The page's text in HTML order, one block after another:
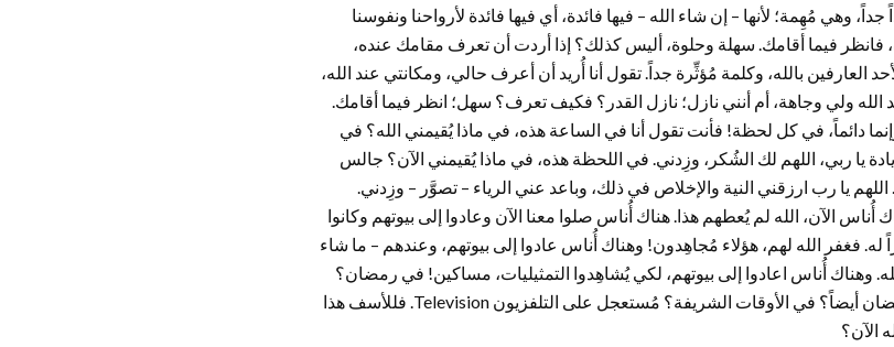
وهي مُهِمة؛ لأنها – إن شاء الله – فيها فائدة، أي فيها فائدة لأرواحنا ونفوسنا
فانظر فيما أقامك. سهلة وحلوة، أليس كذلك؟ إذا أردت أن تعرف مقامك عنده،
العارفين بالله، وكلمة مُؤثِّرة جداً. تقول أنا أُريد أن أعرف حالي، ومكانتي عند الله،
الله ولي وجاهة، أم أنني نازل؛ نازل القدر؟ فكيف تعرف؟ سهل؛ انظر فيما أقامك.
دائماً، في كل لحظة! فأنت تقول أنا في الساعة هذه، في ماذا يُقيمني الله؟ في
يا ربي، اللهم لك الشُكر، وزِدني. في اللحظة هذه، في ماذا يُقيمني الآن؟ جالس
اللهم يا رب ارزقني النية والإخلاص في ذلك، وباعد عني الرياء – تصوَّر – وزِدني.
الآن، الله لم يُعطهم هذا. هناك أُناس صلوا معنا الآن وعادوا إلى بيوتهم وكانوا
له. فغفر الله لهم، هؤلاء مُجاهِدون! وهناك أُناس عادوا إلى بيوتهم، وعندهم – ما شاء
وهناك أُناس اعادوا إلى بيوتهم، لكي يُشاهِدوا التمثيليات، مساكين! في رمضان؟
في غير رمضان، قلنا يُمكِن هذا. وفي رمضان أيضاً؟ في الأوقات الشريفة؟ مُستعجل على التلفزيون Television. فللأسف هذا
الآن؟